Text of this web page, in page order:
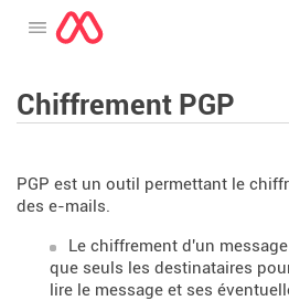
Ouvrir le menu
Chiffrement PGP
PGP est un outil permettant le
des e-mails.
Le chiffrement d'un
que seuls les destinataires
lire le message et ses